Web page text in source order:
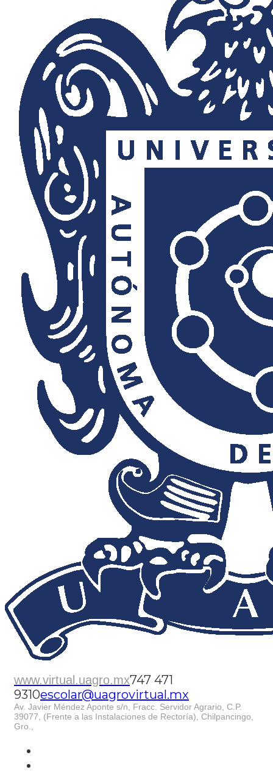
www.virtual.uagro.mx747 471
9310escolar@uagrovirtual.mx
Av. Javier Méndez Aponte s/n, Fracc. Servidor Agrario, C.P.
39077, (Frente a las Instalaciones de Rectoría), Chilpancingo,
Gro.,